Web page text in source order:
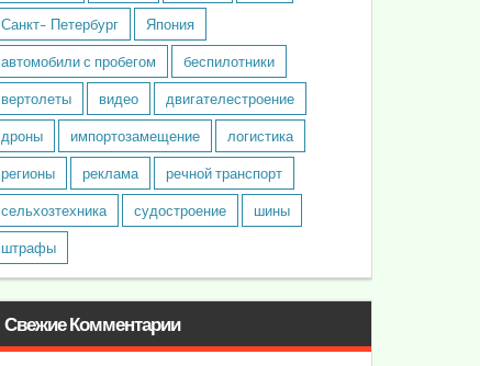
Санкт- Петербург
Япония
автомобили с пробегом
беспилотники
вертолеты
видео
двигателестроение
дроны
импортозамещение
логистика
регионы
реклама
речной транспорт
сельхозтехника
судостроение
шины
штрафы
Свежие Комментарии